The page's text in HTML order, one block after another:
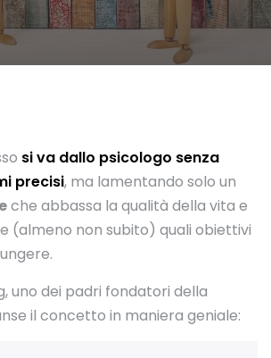
si va dallo psicologo senza
precisi, ma lamentando solo un
che abbassa la qualità della vita e
(almeno non subito) quali obiettivi
uno dei padri fondatori della
il concetto in maniera geniale: